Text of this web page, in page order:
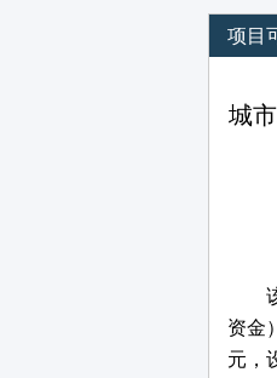
项目
城
资金
元，